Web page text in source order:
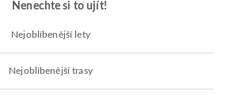
Nenechte si to ujít!
Nejoblíbenější lety
Nejoblíbenější trasy